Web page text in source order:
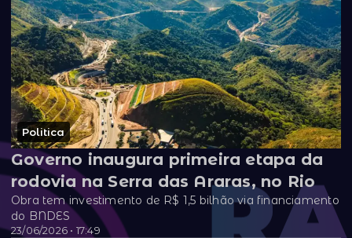
Politica
23/06/2026 • 17:49
Governo inaugura primeira etapa da
rodovia na Serra das Araras, no Rio
Obra tem investimento de R$ 1,5 bilhão via financiamento
do BNDES